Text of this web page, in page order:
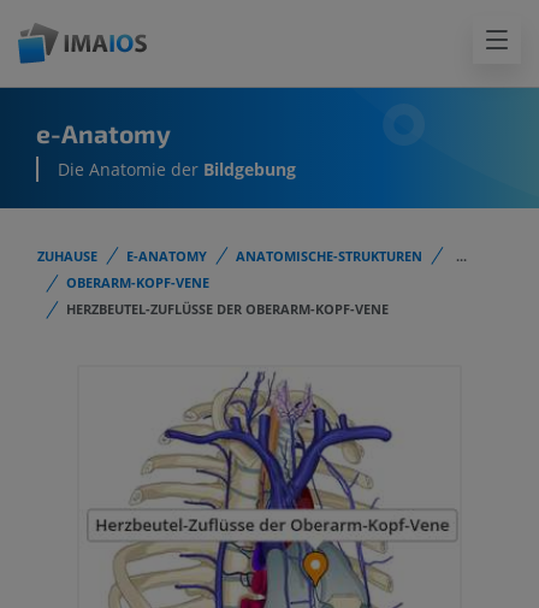
e-Anatomy
Die Anatomie der Bildgebung
ZUHAUSE E-ANATOMY ANATOMISCHE-STRUKTUREN
...
OBERARM-KOPF-VENE
HERZBEUTEL-ZUFLÜSSE DER OBERARM-KOPF-VENE